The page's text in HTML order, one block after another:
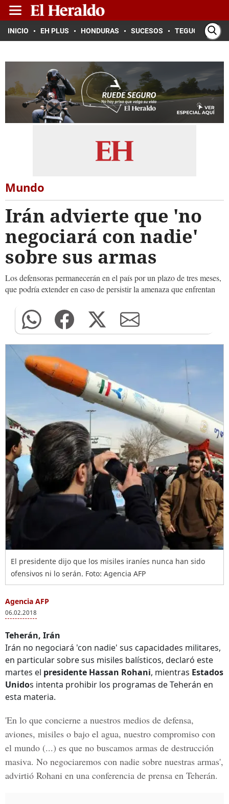
INICIO EH PLUS HONDURAS SUCESOS TEGUCIGALPA
Mundo
Irán advierte que 'no
negociará con nadie'
sobre sus armas
Los defensoras permanecerán en el país por un plazo de tres meses,
que podría extender en caso de persistir la amenaza que enfrentan
El presidente dijo que los misiles iraníes nunca han sido
ofensivos ni lo serán. Foto: Agencia AFP
Agencia AFP
06.02.2018
Teherán, Irán
Irán no negociará 'con nadie' sus capacidades militares,
en particular sobre sus misiles balísticos, declaró este
martes el presidente Hassan Rohani, mientras Estados
Unidos intenta prohibir los programas de Teherán en
esta materia.
'En lo que concierne a nuestros medios de defensa,
aviones, misiles o bajo el agua, nuestro compromiso con
el mundo (...) es que no buscamos armas de destrucción
masiva. No negociaremos con nadie sobre nuestras armas',
advirtió Rohani en una conferencia de prensa en Teherán.